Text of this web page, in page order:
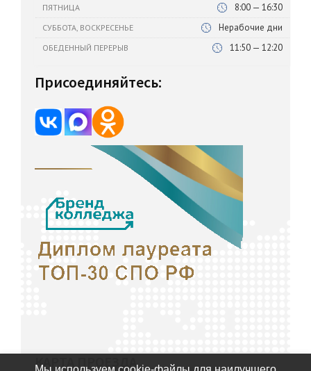
ПЯТНИЦА 8:00 — 16:30
СУББОТА, ВОСКРЕСЕНЬЕ Нерабочие дни
ОБЕДЕННЫЙ ПЕРЕРЫВ 11:50 — 12:20
Присоединяйтесь:
КАРТА ПРОЕЗДА